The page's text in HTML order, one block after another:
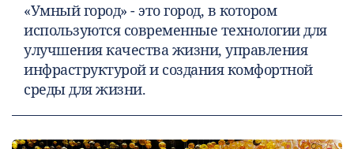
«Умный город» - это город, в котором
используются современные технологии для
улучшения качества жизни, управления
инфраструктурой и создания комфортной
среды для жизни.